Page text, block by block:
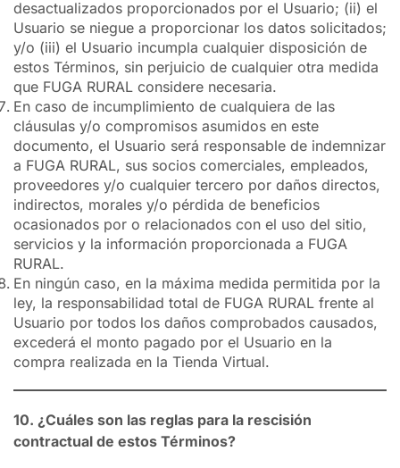
desactualizados proporcionados por el Usuario; (ii) el
Usuario se niegue a proporcionar los datos solicitados;
y/o (iii) el Usuario incumpla cualquier disposición de
estos Términos, sin perjuicio de cualquier otra medida
que FUGA RURAL considere necesaria.
En caso de incumplimiento de cualquiera de las
cláusulas y/o compromisos asumidos en este
documento, el Usuario será responsable de indemnizar
a FUGA RURAL, sus socios comerciales, empleados,
proveedores y/o cualquier tercero por daños directos,
indirectos, morales y/o pérdida de beneficios
ocasionados por o relacionados con el uso del sitio,
servicios y la información proporcionada a FUGA
RURAL.
En ningún caso, en la máxima medida permitida por la
ley, la responsabilidad total de FUGA RURAL frente al
Usuario por todos los daños comprobados causados,
excederá el monto pagado por el Usuario en la
compra realizada en la Tienda Virtual.
10. ¿Cuáles son las reglas para la rescisión
contractual de estos Términos?